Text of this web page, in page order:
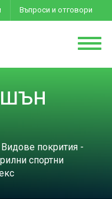
Въпроси и отговори
Видове покрития -
спортни